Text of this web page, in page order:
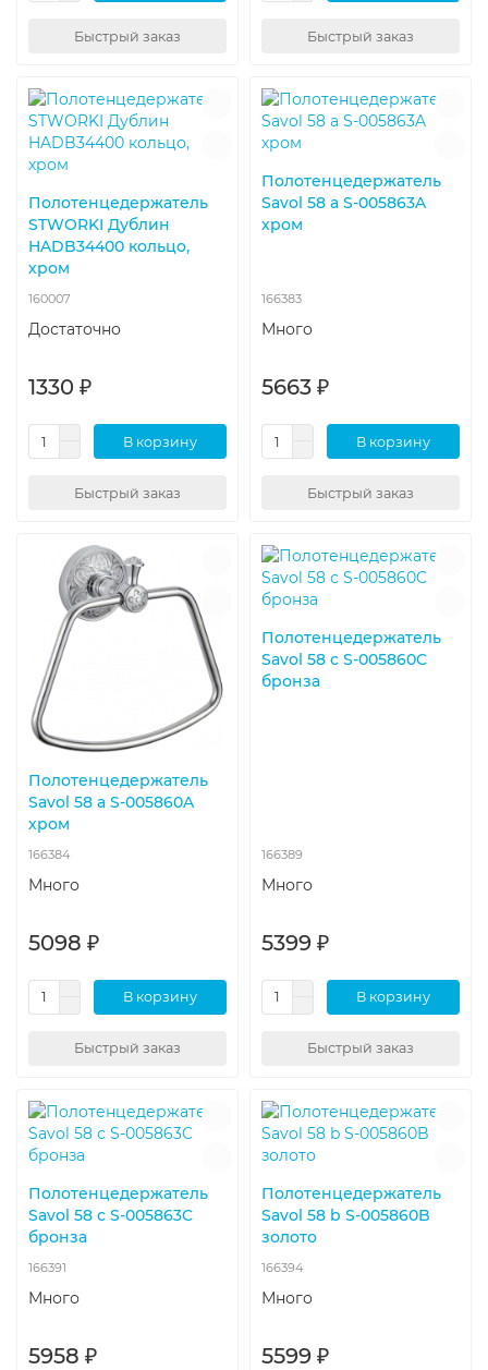
Быстрый заказ Быстрый заказ
Полотенцедержатель
STWORKI Дублин
HADB34400 кольцо,
хром
160007
Достаточно
1330 ₽
В корзину
Быстрый заказ
Полотенцедержатель
Savol 58 а S-005863A
хром
166383
Много
5663 ₽
В корзину
Быстрый заказ
Полотенцедержатель
Savol 58 а S-005860A
хром
166384
Много
5098 ₽
В корзину
Быстрый заказ
Полотенцедержатель
Savol 58 с S-005860C
бронза
166389
Много
5399 ₽
В корзину
Быстрый заказ
Полотенцедержатель
Savol 58 с S-005863C
бронза
166391
Много
5958 ₽
Полотенцедержатель
Savol 58 b S-005860B
золото
166394
Много
5599 ₽